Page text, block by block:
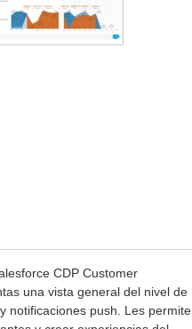
CDP Customer
una vista general del nivel de
notificaciones push. Les permite